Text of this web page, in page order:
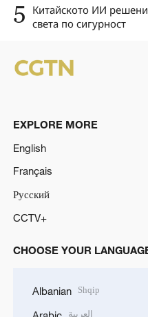
5 Китайското ИИ
света по сигурност
EXPLORE MORE
English
Français
Русский
CCTV+
CHOOSE YOUR
Albanian Shqip
العربية